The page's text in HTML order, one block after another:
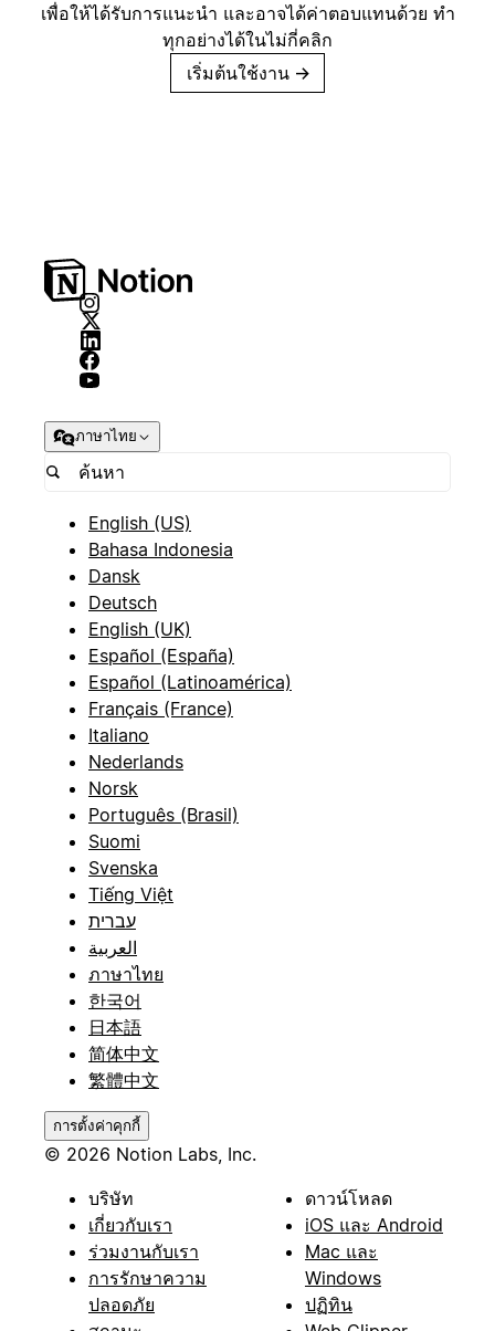
เพื่อให้ได้รับการแนะนำ และอาจได้ค่าตอบแทนด้วย ทำ
ทุกอย่างได้ในไม่กี่คลิก
เริ่มต้นใช้งาน →
ภาษาไทย
English (US)
Bahasa Indonesia
Dansk
Deutsch
English (UK)
Español (España)
Español (Latinoamérica)
Français (France)
Italiano
Nederlands
Norsk
Português (Brasil)
Suomi
Svenska
Tiếng Việt
עברית
العربية
ภาษาไทย
한국어
日本語
简体中文
繁體中文
การตั้งค่าคุกกี้
© 2026 Notion Labs, Inc.
บริษัท
เกี่ยวกับเรา
ร่วมงานกับเรา
การรักษาความ
ปลอดภัย
ดาวน์โหลด
iOS และ Android
Mac และ
Windows
ปฏิทิน